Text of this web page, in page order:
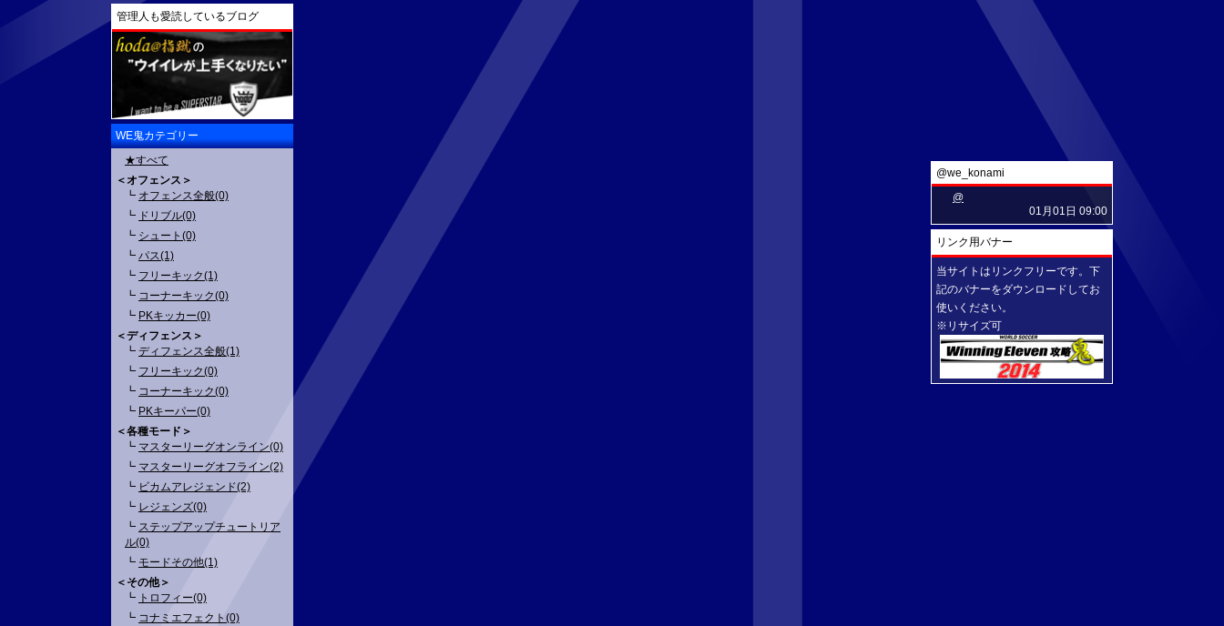
管理人も愛読しているブログ
WE鬼カテゴリー
★すべて
＜オフェンス＞
┗ オフェンス全般(0)
┗ ドリブル(0)
┗ シュート(0)
┗ パス(1)
┗ フリーキック(1)
┗ コーナーキック(0)
┗ PKキッカー(0)
＜ディフェンス＞
┗ ディフェンス全般(1)
┗ フリーキック(0)
┗ コーナーキック(0)
┗ PKキーパー(0)
＜各種モード＞
┗ マスターリーグオンライン(0)
┗ マスターリーグオフライン(2)
┗ ビカムアレジェンド(2)
┗ レジェンズ(0)
┗ ステップアップチュートリア
ル(0)
┗ モードその他(1)
＜その他＞
┗ トロフィー(0)
┗ コナミエフェクト(0)
@we_konami
@
01月01日 09:00
リンク用バナー
当サイトはリンクフリーです。下
記のバナーをダウンロードしてお
使いください。
※リサイズ可